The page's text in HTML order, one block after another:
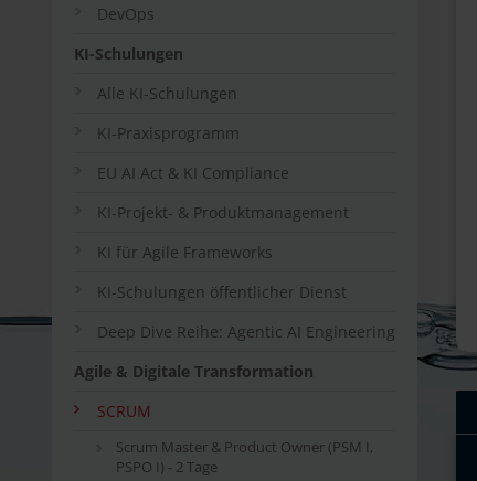
DevOps
KI-Schulungen
Alle KI-Schulungen
KI-Praxisprogramm
EU AI Act & KI Compliance
KI-Projekt- & Produktmanagement
KI für Agile Frameworks
KI-Schulungen öffentlicher Dienst
Deep Dive Reihe: Agentic AI Engineering
Agile & Digitale Transformation
SCRUM
Scrum Master & Product Owner (PSM I,
PSPO I) - 2 Tage